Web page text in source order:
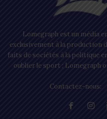
Lomegraph est un média
exclusivement à la production
faits de sociétés à la politique
oublier le sport ; Lomegraph
Contactez-nous: